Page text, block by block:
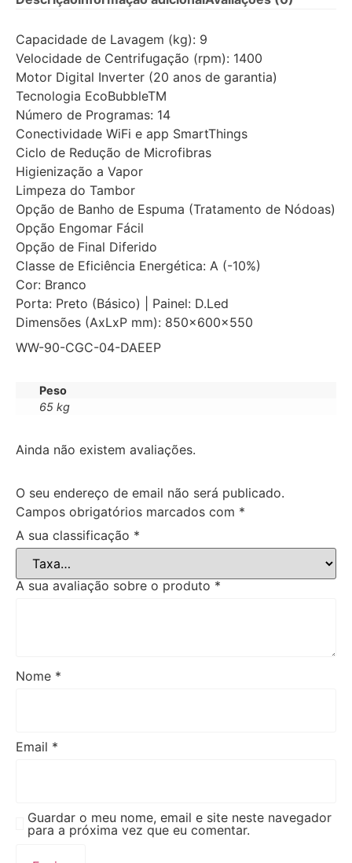
Capacidade de Lavagem (kg): 9
Velocidade de Centrifugação (rpm): 1400
Motor Digital Inverter (20 anos de garantia)
Tecnologia EcoBubbleTM
Número de Programas: 14
Conectividade WiFi e app SmartThings
Ciclo de Redução de Microfibras
Higienização a Vapor
Limpeza do Tambor
Opção de Banho de Espuma (Tratamento de Nódoas)
Opção Engomar Fácil
Opção de Final Diferido
Classe de Eficiência Energética: A (-10%)
Cor: Branco
Porta: Preto (Básico) | Painel: D.Led
Dimensões (AxLxP mm): 850x600x550
WW-90-CGC-04-DAEEP
Peso
65 kg
Ainda não existem avaliações.
O seu endereço de email não será publicado.
Campos obrigatórios marcados com *
A sua classificação *
A sua avaliação sobre o produto *
Nome *
Email *
Guardar o meu nome, email e site neste navegador
para a próxima vez que eu comentar.